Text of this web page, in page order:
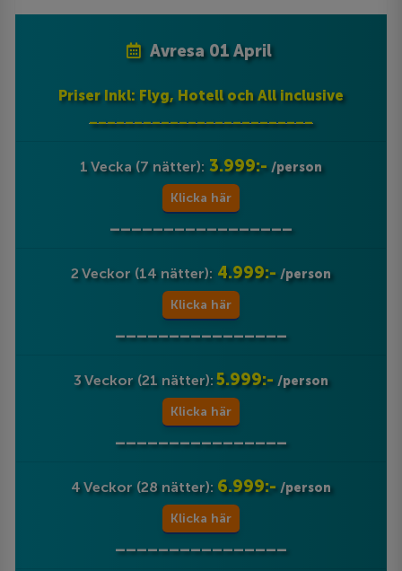
Avresa 01 April
Priser Inkl: Flyg, Hotell och All inclusive
_________________________
1 Vecka (7 nätter): 3.999:- /person
Klicka här
_________________
2 Veckor (14 nätter): 4.999:- /person
Klicka här
________________
3 Veckor (21 nätter): 5.999:- /person
Klicka här
________________
4 Veckor (28 nätter): 6.999:- /person
Klicka här
________________